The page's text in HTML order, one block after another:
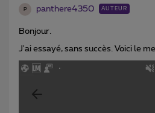
P panthere4350 AUTEUR
Bonjour.
J'ai essayé, sans succès. Voici le